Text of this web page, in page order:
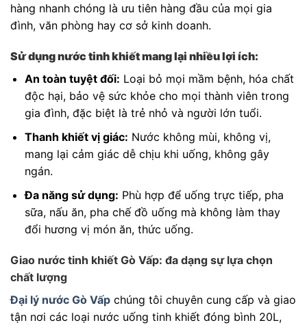
hàng nhanh chóng là ưu tiên hàng đầu của mọi gia
đình, văn phòng hay cơ sở kinh doanh.
Sử dụng nước tinh khiết mang lại nhiều lợi ích:
An toàn tuyệt đối: Loại bỏ mọi mầm bệnh, hóa chất
độc hại, bảo vệ sức khỏe cho mọi thành viên trong
gia đình, đặc biệt là trẻ nhỏ và người lớn tuổi.
Thanh khiết vị giác: Nước không mùi, không vị,
mang lại cảm giác dễ chịu khi uống, không gây
ngán.
Đa năng sử dụng: Phù hợp để uống trực tiếp, pha
sữa, nấu ăn, pha chế đồ uống mà không làm thay
đổi hương vị món ăn, thức uống.
Giao nước tinh khiết Gò Vấp: đa dạng sự lựa chọn
chất lượng
Đại lý nước Gò Vấp chúng tôi chuyên cung cấp và giao
tận nơi các loại nước uống tinh khiết đóng bình 20L,